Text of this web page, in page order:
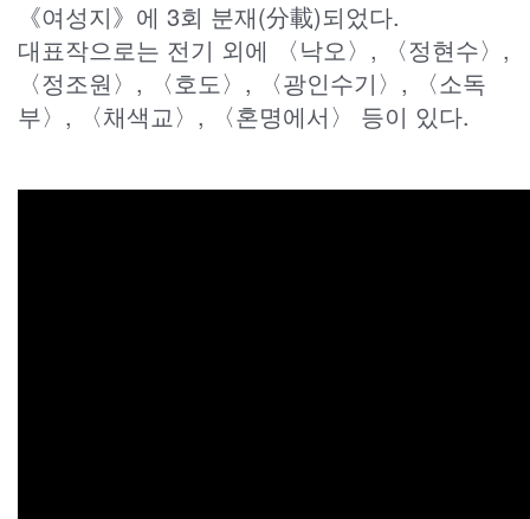
《여성지》에 3회 분재(分載)되었다.
대표작으로는 전기 외에 〈낙오〉, 〈정현수〉,
〈정조원〉, 〈호도〉, 〈광인수기〉, 〈소독
부〉, 〈채색교〉, 〈혼명에서〉 등이 있다.